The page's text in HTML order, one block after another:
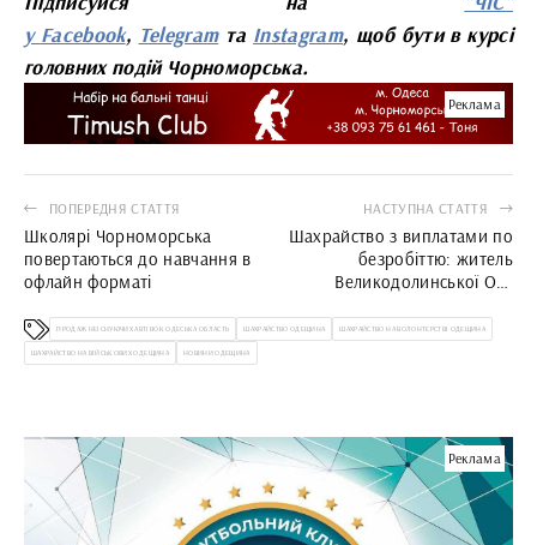
у Facebook, Telegram та Instagram, щоб бути в курсі
головних подій Чорноморська.
Реклама
ПОПЕРЕДНЯ СТАТТЯ
Школярі Чорноморська
повертаються до навчання в
офлайн форматі
НАСТУПНА СТАТТЯ
Шахрайство з виплатами по
безробіттю: житель
Великодолинської ОТГ
ПРОДАЖ НЕІСНУЮЧИХ АВТІВОК ОДЕСЬКА ОБЛАСТЬ ШАХРАЙСТВО ОДЕЩИНА ШАХРАЙСТВО НА ВОЛОНТЕРСТВІ ОДЕЩИНА
ШАХРАЙСТВО НА ВІЙСЬКОВИХ ОДЕЩИНА НОВИНИ ОДЕЩИНА
Реклама